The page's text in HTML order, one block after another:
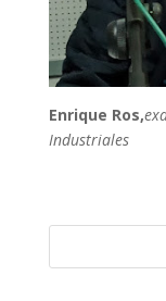
Enrique Ros,
Industriales